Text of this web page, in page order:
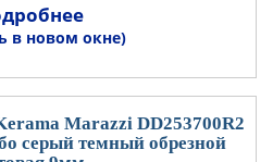
в новом окне)
Marazzi DD253700R2
серый темный обрезной